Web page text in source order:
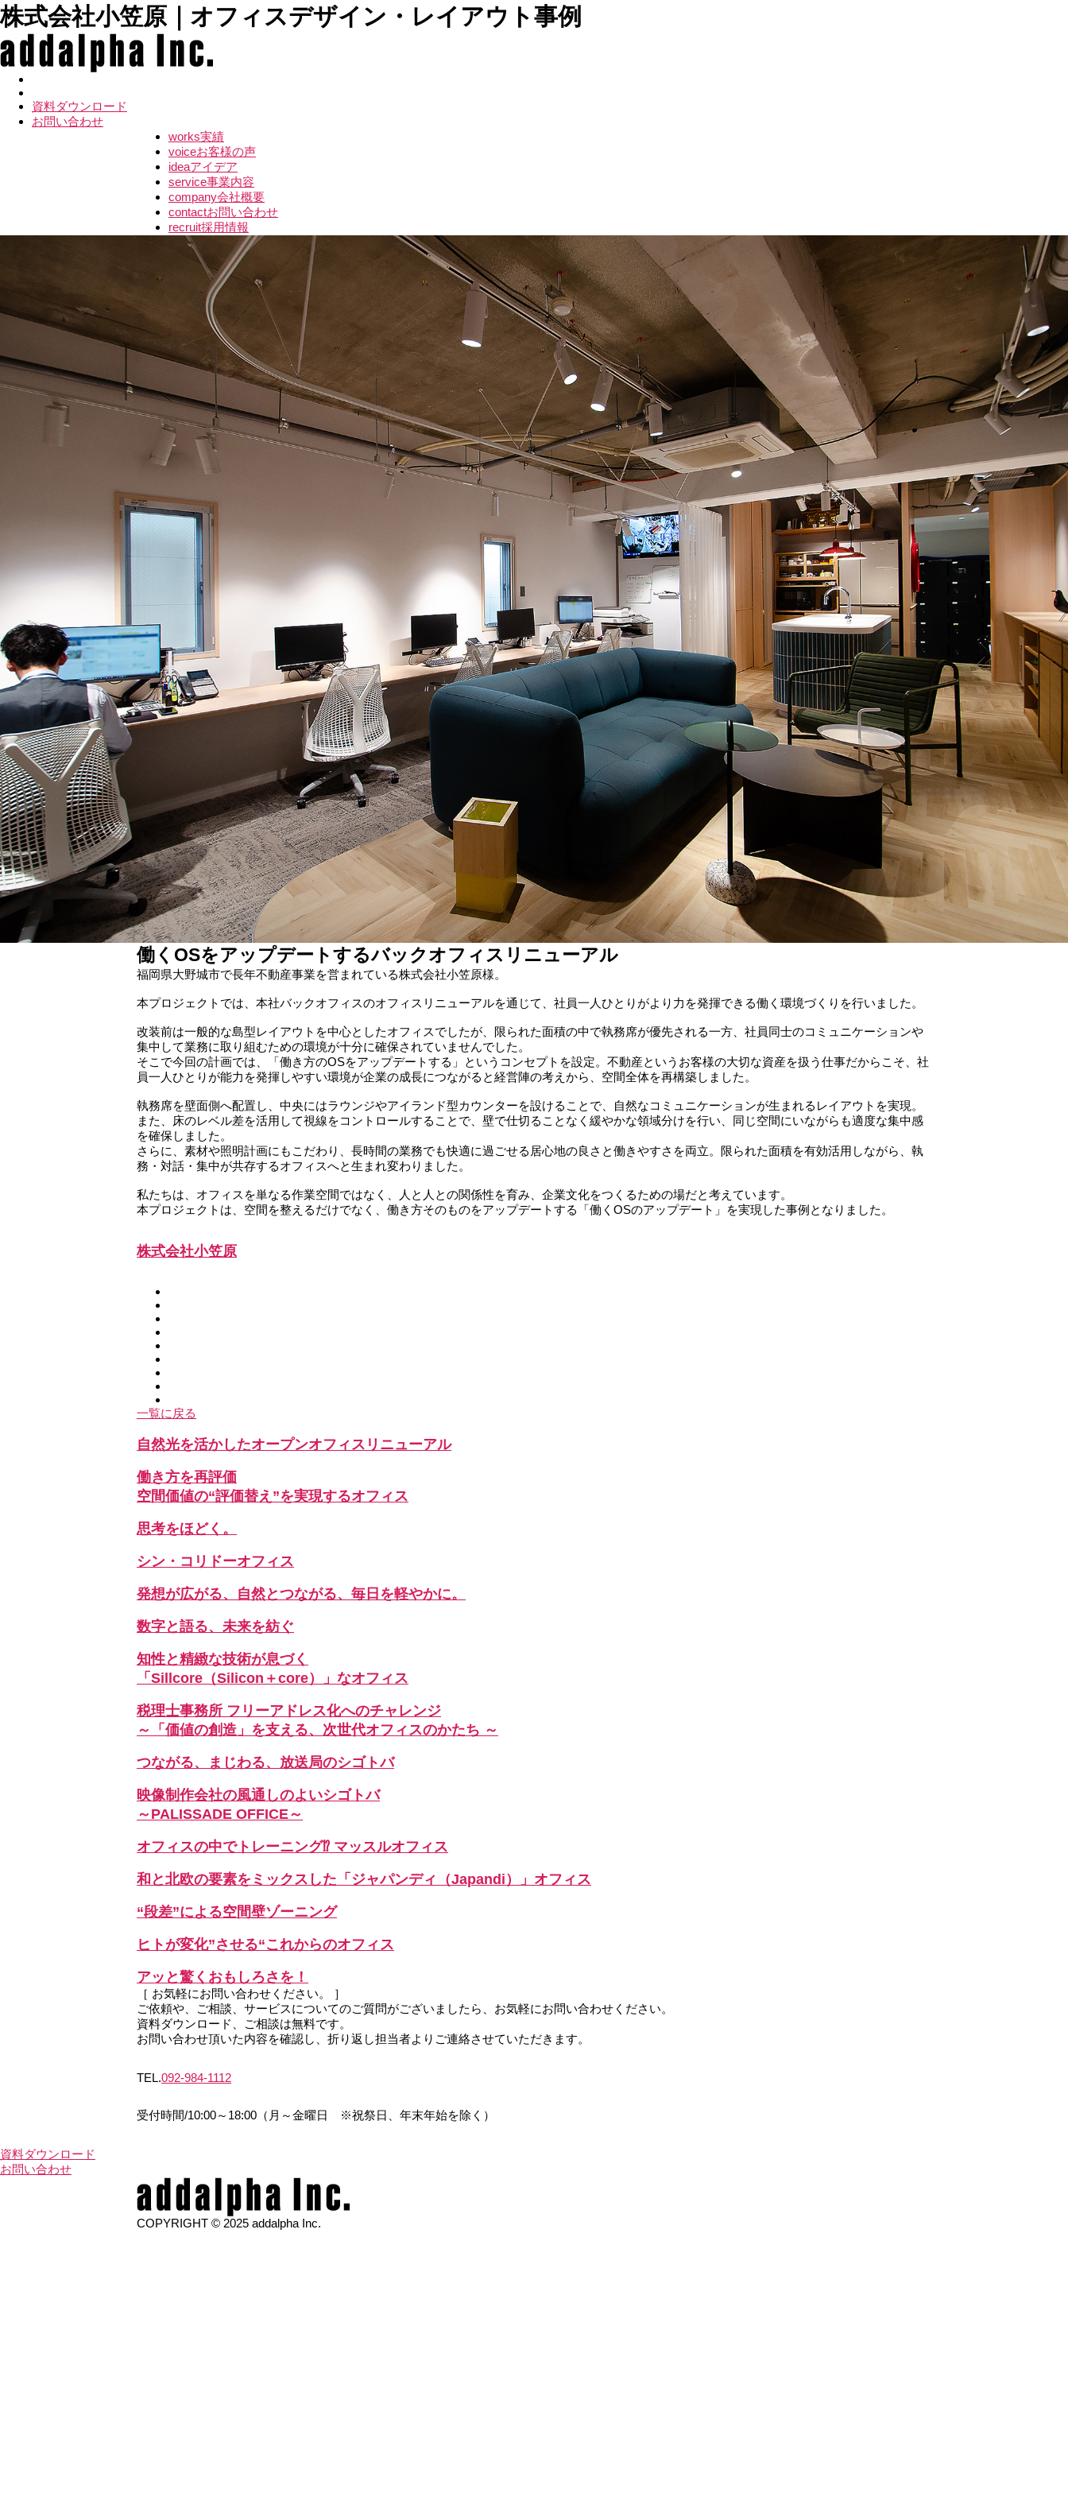
株式会社小笠原｜オフィスデザイン・レイアウト事例
資料ダウンロード
お問い合わせ
works実績
voiceお客様の声
ideaアイデア
service事業内容
company会社概要
contactお問い合わせ
recruit採用情報
働くOSをアップデートするバックオフィスリニューアル
福岡県大野城市で⾧年不動産事業を営まれている株式会社小笠原様。
本プロジェクトでは、本社バックオフィスのオフィスリニューアルを通じて、社員一人ひとりがより力を発揮できる働く環境づくりを行いました。
改装前は一般的な島型レイアウトを中心としたオフィスでしたが、限られた面積の中で執務席が優先される一方、社員同士のコミュニケーションや
集中して業務に取り組むための環境が十分に確保されていませんでした。
そこで今回の計画では、「働き方のOSをアップデートする」というコンセプトを設定。不動産というお客様の大切な資産を扱う仕事だからこそ、社
員一人ひとりが能力を発揮しやすい環境が企業の成⾧につながると経営陣の考えから、空間全体を再構築しました。
執務席を壁面側へ配置し、中央にはラウンジやアイランド型カウンターを設けることで、自然なコミュニケーションが生まれるレイアウトを実現。
また、床のレベル差を活用して視線をコントロールすることで、壁で仕切ることなく緩やかな領域分けを行い、同じ空間にいながらも適度な集中感
を確保しました。
さらに、素材や照明計画にもこだわり、⾧時間の業務でも快適に過ごせる居心地の良さと働きやすさを両立。限られた面積を有効活用しながら、執
務・対話・集中が共存するオフィスへと生まれ変わりました。
私たちは、オフィスを単なる作業空間ではなく、人と人との関係性を育み、企業文化をつくるための場だと考えています。
本プロジェクトは、空間を整えるだけでなく、働き方そのものをアップデートする「働くOSのアップデート」を実現した事例となりました。
株式会社小笠原
一覧に戻る
自然光を活かしたオープンオフィスリニューアル
働き方を再評価
空間価値の“評価替え”を実現するオフィス
思考をほどく。
シン・コリドーオフィス
発想が広がる、自然とつながる、毎日を軽やかに。
数字と語る、未来を紡ぐ
知性と精緻な技術が息づく
「Sillcore（Silicon＋core）」なオフィス
税理士事務所 フリーアドレス化へのチャレンジ
～「価値の創造」を支える、次世代オフィスのかたち ～
つながる、まじわる、放送局のシゴトバ
映像制作会社の風通しのよいシゴトバ
～PALISSADE OFFICE～
オフィスの中でトレーニング⁉ マッスルオフィス
和と北欧の要素をミックスした「ジャパンディ（Japandi）」オフィス
“段差”による空間壁ゾーニング
ヒトが変化”させる“これからのオフィス
アッと驚くおもしろさを！
［ お気軽にお問い合わせください。 ］
ご依頼や、ご相談、サービスについてのご質問がございましたら、 お気軽にお問い合わせください。
資料ダウンロード、
ご相談は無料です。
お問い合わせ頂いた内容を確認し、 折り返し担当者よりご連絡させていただきます。
TEL.092-984-1112
受付時間/10:00～18:00 （月～金曜日 ※祝祭日、年末年始を除く）
資料ダウンロード
お問い合わせ
COPYRIGHT © 2025 addalpha Inc.